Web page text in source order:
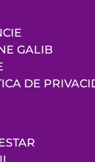
GALIB
DE